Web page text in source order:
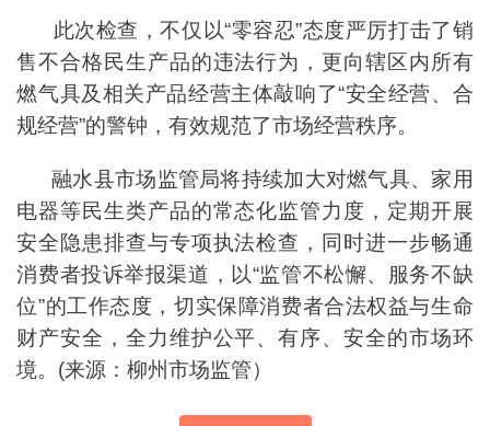
此次检查，不仅以“零容忍”态度严厉打击了销
售不合格民生产品的违法行为，更向辖区内所有
燃气具及相关产品经营主体敲响了“安全经营、合
规经营”的警钟，有效规范了市场经营秩序。
融水县市场监管局将持续加大对燃气具、家用
电器等民生类产品的常态化监管力度，定期开展
安全隐患排查与专项执法检查，同时进一步畅通
消费者投诉举报渠道，以“监管不松懈、服务不缺
位”的工作态度，切实保障消费者合法权益与生命
财产安全，全力维护公平、有序、安全的市场环
境。(来源：柳州市场监管）